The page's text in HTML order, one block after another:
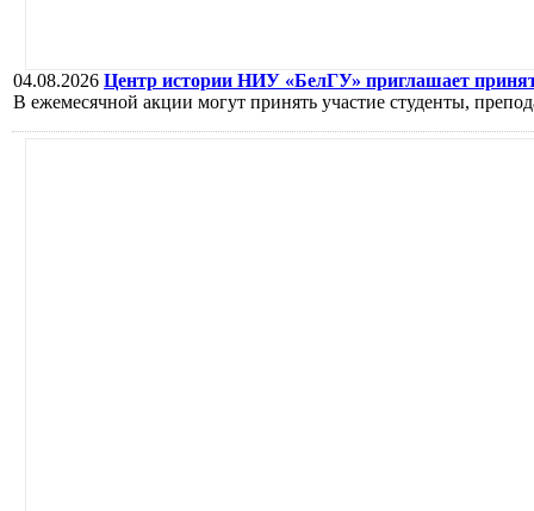
04.08.2026 Центр истории НИУ «БелГУ» приглашает
В ежемесячной акции могут принять участие студенты,